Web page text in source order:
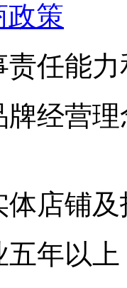
政策
责任能
牌经营
体店铺
五年以